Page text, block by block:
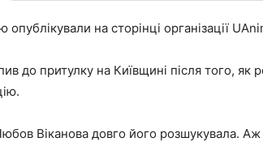
опублікували на сторінці організації
до притулку на Київщині після того, як
Віканова довго його розшукувала.